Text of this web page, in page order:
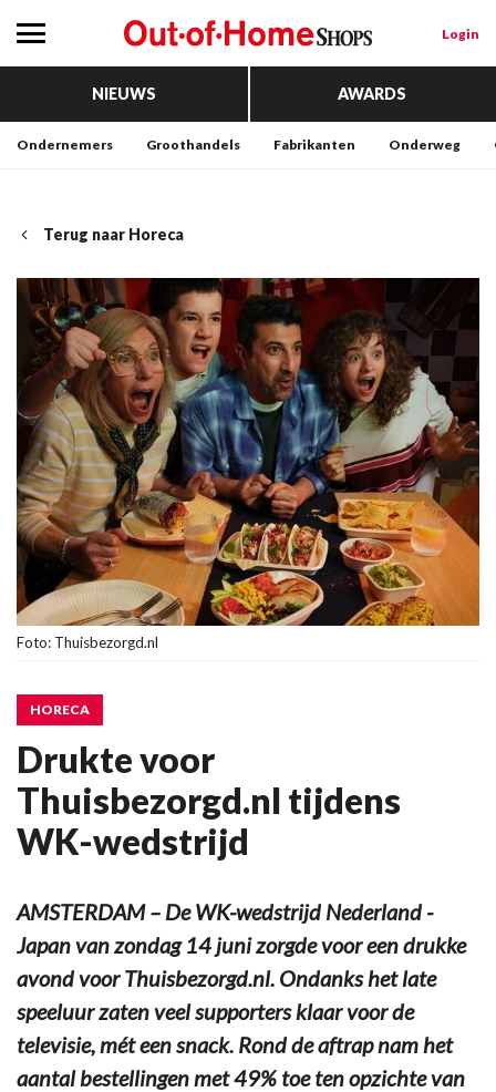
Login
NIEUWS AWARDS
Ondernemers Groothandels Fabrikanten Onderweg
Terug naar Horeca
Foto: Thuisbezorgd.nl
HORECA
Drukte voor
Thuisbezorgd.nl tijdens
WK-wedstrijd
AMSTERDAM – De WK-wedstrijd Nederland -
Japan van zondag 14 juni zorgde voor een drukke
avond voor Thuisbezorgd.nl. Ondanks het late
speeluur zaten veel supporters klaar voor de
televisie, mét een snack. Rond de aftrap nam het
aantal bestellingen met 49% toe ten opzichte van